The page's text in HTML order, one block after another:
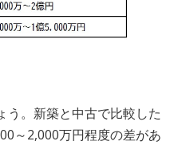
う。新築と中古で比較した
～2,000万円程度の差があ